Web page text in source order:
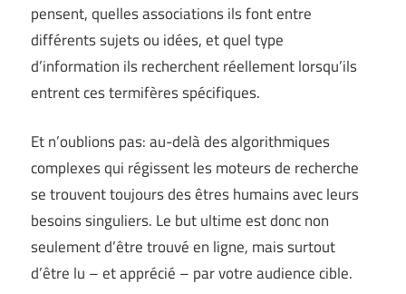
pensent, quelles associations ils font entre
différents sujets ou idées, et quel type
d’information ils recherchent réellement lorsqu’ils
entrent ces termifères spécifiques.
Et n’oublions pas: au-delà des algorithmiques
complexes qui régissent les moteurs de recherche
se trouvent toujours des êtres humains avec leurs
besoins singuliers. Le but ultime est donc non
seulement d’être trouvé en ligne, mais surtout
d’être lu – et apprécié – par votre audience cible.